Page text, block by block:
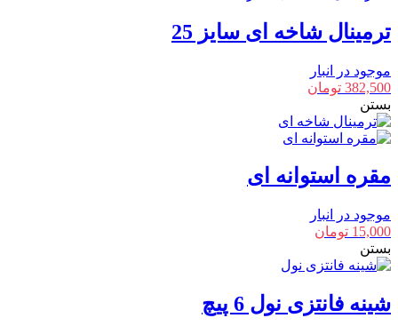
ترمینال شاخه ای سایز 25
موجود در انبار
382,500 تومان
بستن
مقره استوانه ای
موجود در انبار
15,000 تومان
بستن
شینه فانتزی نول 6 پیچ